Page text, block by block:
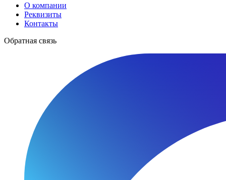
О компании
Реквизиты
Контакты
Обратная связь